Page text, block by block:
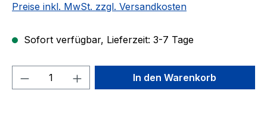
Preise inkl. MwSt. zzgl. Versandkosten
Sofort verfügbar, Lieferzeit: 3-7 Tage
Produkt Anzahl: Gib denIn den Warenkorb